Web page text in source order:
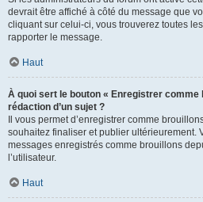
devrait être affiché à côté du message que
cliquant sur celui-ci, vous trouverez toutes
rapporter le message.
Haut
À quoi sert le bouton « Enregistrer
rédaction d’un sujet ?
Il vous permet d’enregistrer comme
souhaitez finaliser et publier ultérieurement.
messages enregistrés comme brouillons
l’utilisateur.
Haut